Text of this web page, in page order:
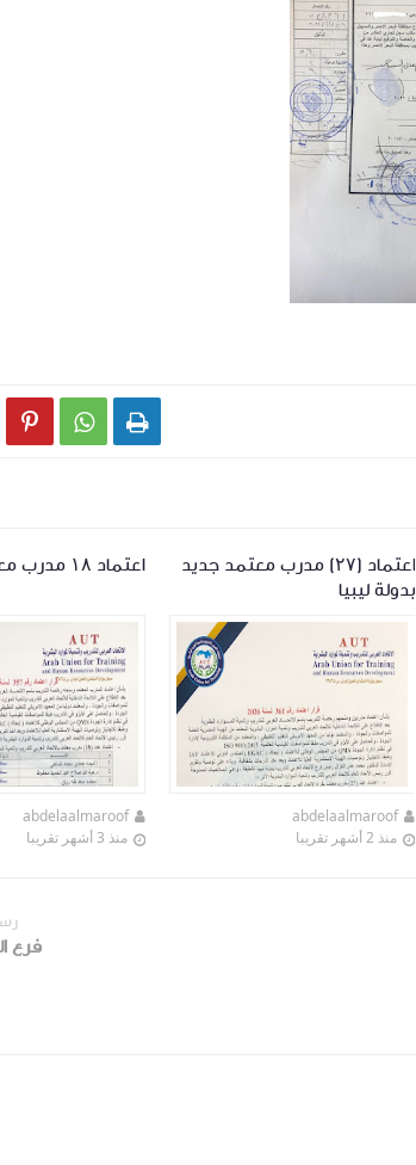
  
اعتماد (٢٧) مدرب معتمد جديد
بدولة ليبيا
abdelaalmaroof
منذ 2 أشهر تقريبا
اعتماد ١٨ مدرب معتمد بأسيوط
abdelaalmaroof
منذ 3 أشهر تقريبا
فرع